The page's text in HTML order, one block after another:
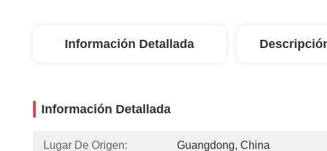
Información Detallada
Información Detallada
Lugar De Origen: Guangdong, China